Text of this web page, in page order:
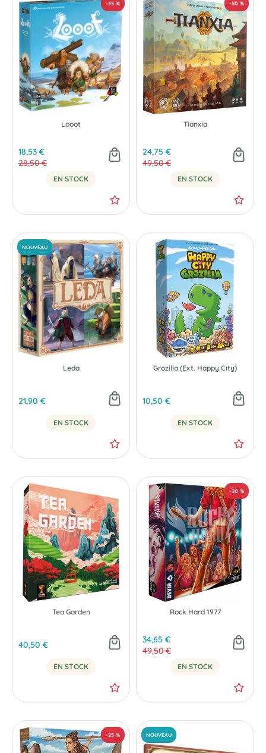
NOUVEAU
Looot
18,53 €
28,50 €
EN STOCK
Tianxia
24,75 €
49,50 €
EN STOCK
Leda
21,90 €
EN STOCK
Grozilla (Ext. Happy City)
10,50 €
EN STOCK
Tea Garden
40,50 €
EN STOCK
Rock Hard 1977
34,65 €
49,50 €
EN STOCK